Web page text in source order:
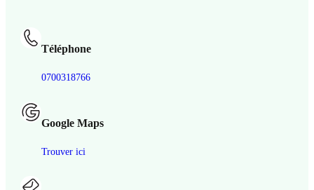
Téléphone
0700318766
Google Maps
Trouver ici